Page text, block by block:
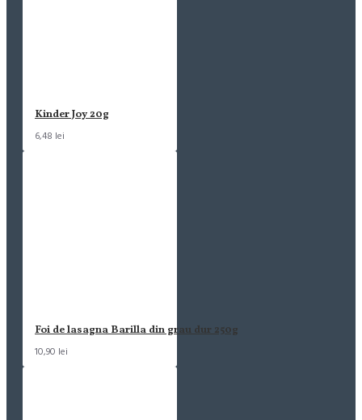
Kinder Joy 20g
6,48 lei
Foi de lasagna Barilla din grau dur 250g
10,90 lei